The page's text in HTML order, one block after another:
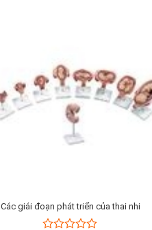
Các giái đoạn phát triển của thai nhi